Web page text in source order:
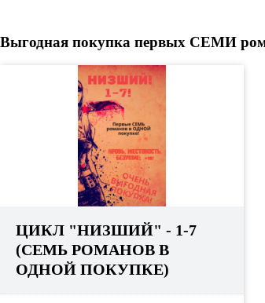
Выгодная покупка первых СЕМИ
ЦИКЛ "НИЗШИЙ" - 1-7
(СЕМЬ РОМАНОВ В
ОДНОЙ ПОКУПКЕ)